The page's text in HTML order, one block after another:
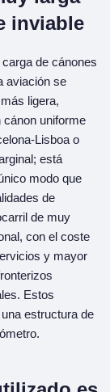
inviable
de cánones
aviación se
ligera,
uniforme
Lisboa o
está
modo que
de
de muy
con el coste
y mayor
Estos
estructura de